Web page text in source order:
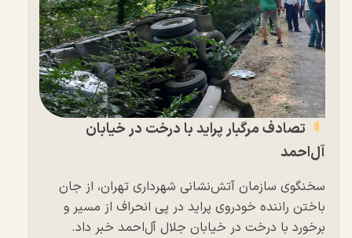
تصادف مرگبار پراید با درخت در خیابان
آل‌احمد
سخنگوی سازمان آتش‌نشانی شهرداری تهران، از جان
باختن راننده خودروی پراید در پی انحراف از مسیر و
برخورد با درخت در خیابان جلال آل‌احمد خبر داد.